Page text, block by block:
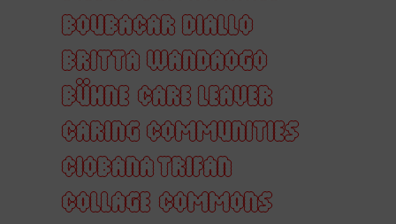
BOUBACAR DIALLO
BRITTA WANDAOGO
BÜHNE CARE LEAVER
CARING COMMUNITIES
CIOBANA TRIFAN
COLLAGE COMMONS